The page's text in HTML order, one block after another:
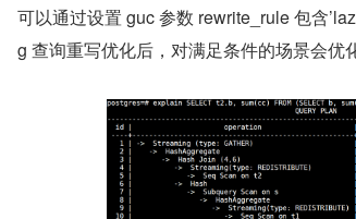
可以通过设置 guc 参数 rewrite_rule 包含
g 查询重写优化后，对满足条件的场景会优